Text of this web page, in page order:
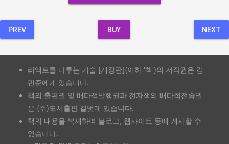
PREV BUY NEXT
리액트를 다루는 기술 [개정판](이하 '책')의 저작권은 김
민준에게 있습니다.
책의 출판권 및 배타적발행권과 전자책의 배타적전송권
은 (주)도서출판 길벗에 있습니다.
책의 내용을 복제하여 블로그, 웹사이트 등에 게시할 수
없습니다.